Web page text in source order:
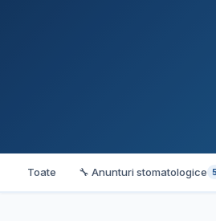
Toate 🔧 Anunturi stomatologice